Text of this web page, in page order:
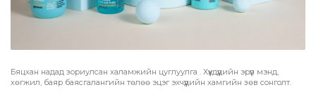
Бяцхан надад зориулсан халамжийн цуглуулга . Хүүхдүүдийн эрүүл мэнд,
хөгжил, баяр баясгалангийн төлөө эцэг эхчүүдийн хамгийн зөв сонголт.